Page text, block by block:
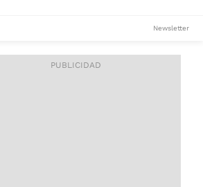
ACCESO FULL - $1.800/MES
Newsletter